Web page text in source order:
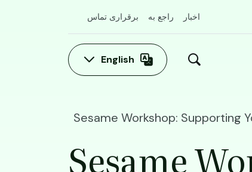
اخبار راجع به برقراری تماس
English
Sesame Workshop: Supporting
Sesame